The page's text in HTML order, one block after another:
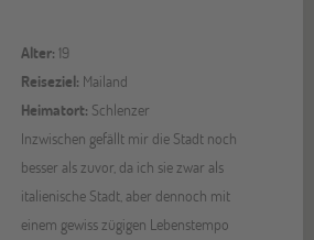
Alter: 19
Reiseziel: Mailand
Heimatort: Schlenzer
Inzwischen gefällt mir die Stadt noch
besser als zuvor, da ich sie zwar als
italienische Stadt, aber dennoch mit
einem gewiss zügigen Lebenstempo